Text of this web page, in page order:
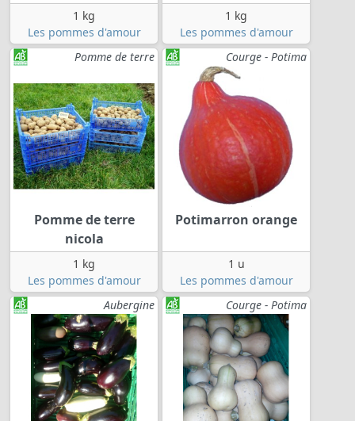
1 kg
Les pommes d'amour
1 kg
Les pommes d'amour
Pomme de terre
Pomme de terre
nicola
1 kg
Les pommes d'amour
Courge - Potima
Potimarron orange
1 u
Les pommes d'amour
Aubergine
Courge - Potima